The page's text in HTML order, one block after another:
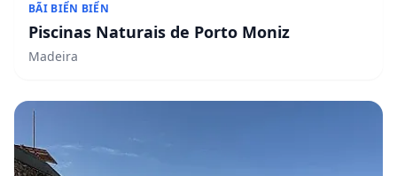
BÃI BIỂN BIỂN
Piscinas Naturais de Porto Moniz
Madeira